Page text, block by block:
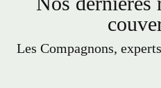
Les Compagnons,